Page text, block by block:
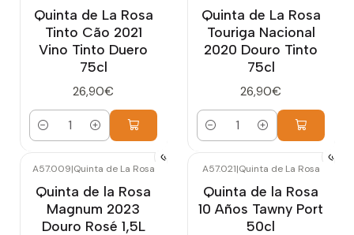
Quinta de La Rosa
Tinto Cão 2021
Vino Tinto Duero
75cl
26,90€
Cantidad
Quinta de La Rosa
Touriga Nacional
2020 Douro Tinto
75cl
26,90€
Cantidad
A57.009|Quinta de La Rosa
Quinta de la Rosa
Magnum 2023
Douro Rosé 1,5L
A57.021|Quinta de La Rosa
Quinta de la Rosa
10 Años Tawny Port
50cl